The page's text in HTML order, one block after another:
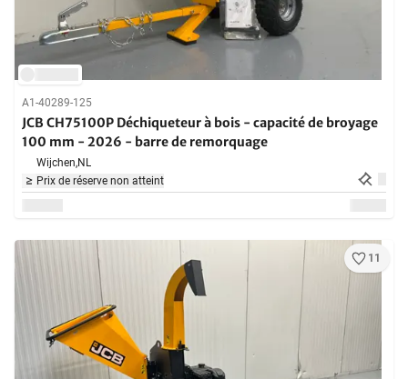
A1-40289-125
JCB CH75100P Déchiqueteur à bois - capacité de broyage
100 mm - 2026 - barre de remorquage
Wijchen,NL
Prix de réserve non atteint
11